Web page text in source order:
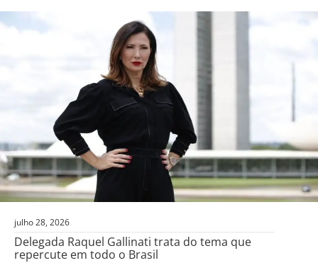
julho 28, 2026
Delegada Raquel Gallinati trata do tema que
repercute em todo o Brasil